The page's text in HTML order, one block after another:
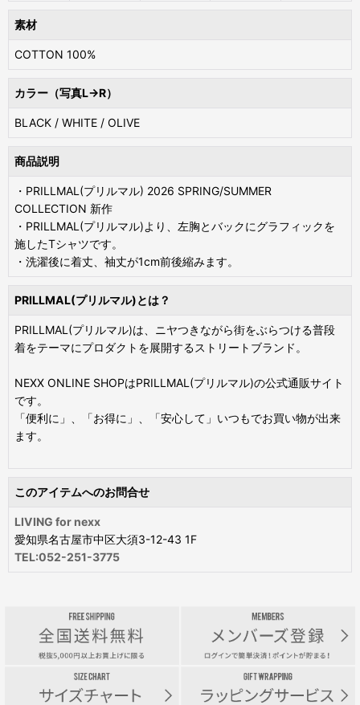
素材
COTTON 100%
カラー（写真L→R）
BLACK / WHITE / OLIVE
商品説明
・PRILLMAL(プリルマル) 2026 SPRING/SUMMER
COLLECTION 新作
・PRILLMAL(プリルマル)より、左胸とバックにグラフィックを
施したTシャツです。
・洗濯後に着丈、袖丈が1cm前後縮みます。
PRILLMAL(プリルマル)とは？
PRILLMAL(プリルマル)は、ニヤつきながら街をぶらつける普段
着をテーマにプロダクトを展開するストリートブランド。
NEXX ONLINE SHOPはPRILLMAL(プリルマル)の公式通販サイト
です。
「便利に」、「お得に」、「安心して」いつもでお買い物が出来
ます。
このアイテムへのお問合せ
LIVING for nexx
愛知県名古屋市中区大須3-12-43 1F
TEL:052-251-3775